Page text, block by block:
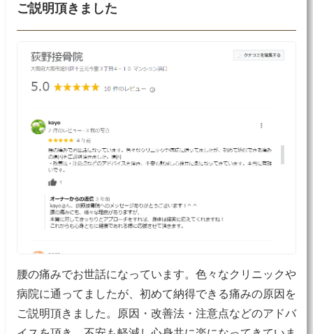
ご説明頂きました
腰の痛みでお世話になっています。色々なクリニックや
病院に通ってましたが、初めて納得できる痛みの原因を
ご説明頂きました。原因・改善法・注意点などのアドバ